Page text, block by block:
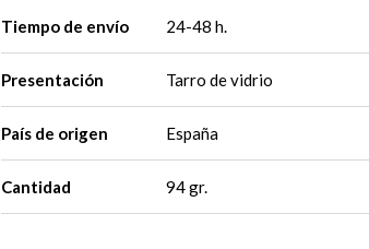
Tiempo de envío 24-48 h.
Presentación Tarro de vidrio
País de origen España
Cantidad 94 gr.